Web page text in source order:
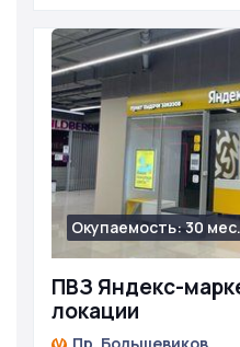
ПВЗ Яндекс-
локации
Окупаемость: 30 мес.